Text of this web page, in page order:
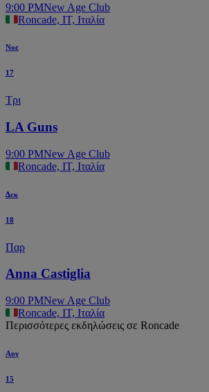
9:00 PMNew Age Club
Roncade, IT, Ιταλία
Νοε
17
Τρι
LA Guns
9:00 PMNew Age Club
Roncade, IT, Ιταλία
Δεκ
18
Παρ
Anna Castiglia
9:00 PMNew Age Club
Roncade, IT, Ιταλία
Περισσότερες εκδηλώσεις σε Roncade
Αυγ
15